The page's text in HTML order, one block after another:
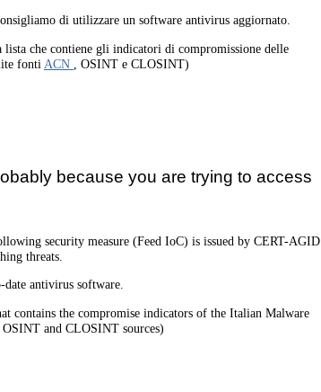
di utilizzare un software antivirus aggiornato.
che contiene gli indicatori di compromissione delle
fonti ACN , OSINT e CLOSINT)
because you are trying to access
security measure (Feed IoC) is issued by CERT-AGID
threats.
antivirus software.
contains the compromise indicators of the Italian Malware
, OSINT and CLOSINT sources)